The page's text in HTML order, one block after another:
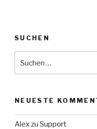
SUCHEN
nach:
NEUESTE
Alexzu Support